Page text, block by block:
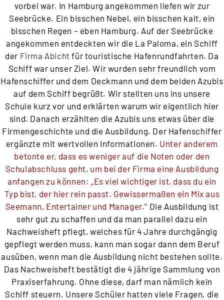
vorbei war. In Hamburg angekommen liefen wir zur
Seebrücke. Ein bisschen Nebel, ein bisschen kalt, ein
bisschen Regen – eben Hamburg. Auf der Seebrücke
angekommen entdeckten wir die La Paloma, ein Schiff
der Firma Abicht für touristische Hafenrundfahrten. Da
Schiff war unser Ziel. Wir wurden sehr freundlich vom
Hafenschiffer und dem Deckmann und dem beiden Azubis
auf dem Schiff begrüßt. Wir stellten uns ins unsere
Schule kurz vor und erklärten warum wir eigentlich hier
sind. Danach erzählten die Azubis uns etwas über die
Firmengeschichte und die Ausbildung. Der Hafenschiffer
ergänzte mit wertvollen Informationen. Unter anderem
betonte er, dass es weniger auf die Noten oder den
Schulabschluss geht, um bei der Firma eine Ausbildung
anfangen zu können: „Es viel wichtiger ist, dass du ein
Typ bist, der hier rein passt. Gewissermaßen ein Mix aus
Seemann, Entertainer und Manager.“ Die Ausbildung ist
sehr gut zu schaffen und da man parallel dazu ein
Nachweisheft pflegt, welches für 4 Jahre durchgängig
gepflegt werden muss, kann man sogar dann dem Beruf
ausüben, wenn man die Ausbildung nicht bestehen sollte.
Das Nachweisheft bestätigt die 4 jährige Sammlung von
Praxiserfahrung. Ohne diese, darf man nämlich kein
Schiff steuern. Unsere Schüler hatten viele Fragen, die